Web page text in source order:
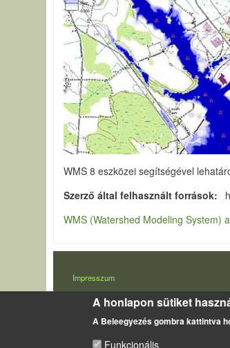
WMS 8 eszközei segítségével
Szerző által felhasznált források
WMS (Watershed Modeling System)
LÁBLÉC
Impresszum
Sütikezelési szabályzat
A honlapon sütiket
A Beleegyezés gombra kattintva
Funkcionális